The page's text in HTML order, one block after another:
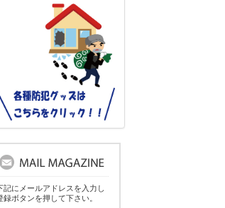
記にメールアドレスを入力し
録ボタンを押して下さい。